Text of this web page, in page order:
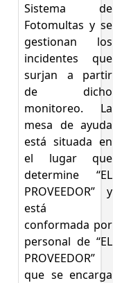
Sistema de
Fotomultas y se
gestionan los
incidentes que
surjan a partir
de dicho
monitoreo. La
mesa de ayuda
está situada en
el lugar que
determine “EL
PROVEEDOR” y
está
conformada por
personal de “EL
PROVEEDOR”
que se encarga